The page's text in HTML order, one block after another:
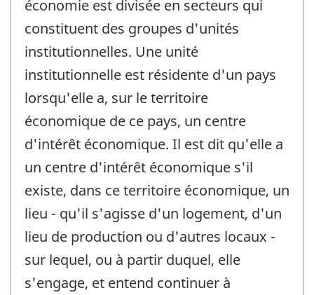
économie est divisée en secteurs qui
constituent des groupes d'unités
institutionnelles. Une unité
institutionnelle est résidente d'un pays
lorsqu'elle a, sur le territoire
économique de ce pays, un centre
d'intérêt économique. Il est dit qu'elle a
un centre d'intérêt économique s'il
existe, dans ce territoire économique, un
lieu - qu'il s'agisse d'un logement, d'un
lieu de production ou d'autres locaux -
sur lequel, ou à partir duquel, elle
s'engage, et entend continuer à